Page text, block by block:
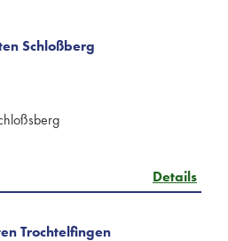
Schloßberg
Details
Trochtelfingen